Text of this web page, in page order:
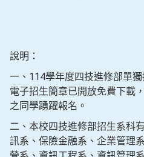
說明：
一、114學年度四技進修部單
電子招生簡章已開放免費下載
之同學踴躍報名。
二、本校四技進修部招生系科
訊系、保險金融系、企業管理